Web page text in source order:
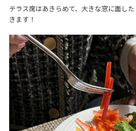
テラス席はあきらめて、大きな窓に面し
きます！